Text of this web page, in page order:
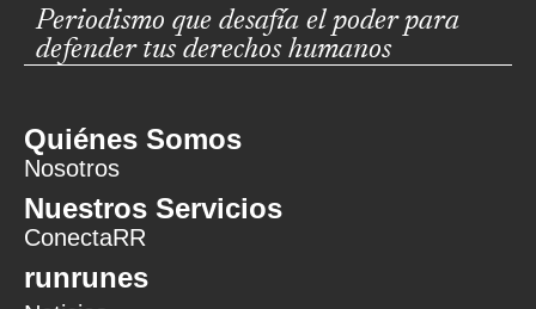
Periodismo que desafía el poder para
defender tus derechos humanos
Quiénes Somos
Nosotros
Nuestros Servicios
ConectaRR
runrunes